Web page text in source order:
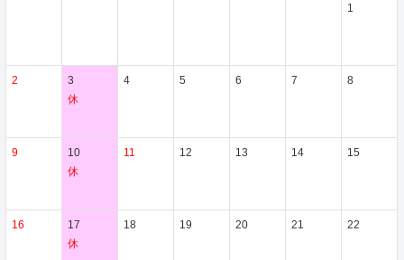
1
2
3
休
4 5 6 7 8
9
10
休
11 12 13 14 15
16
17
休
18 19 20 21 22